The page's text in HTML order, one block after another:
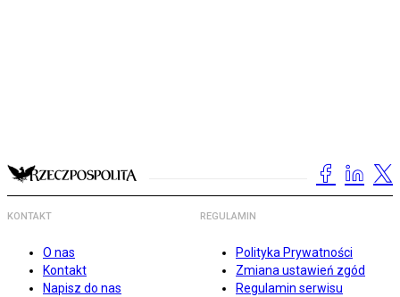
KONTAKT
O nas
Kontakt
Napisz do nas
REGULAMIN
Polityka Prywatności
Zmiana ustawień zgód
Regulamin serwisu